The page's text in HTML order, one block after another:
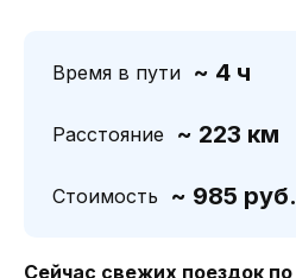
Время в пути ~ 4 ч
Расстояние ~ 223 км
Стоимость ~ 985 руб.
Сейчас свежих поездок